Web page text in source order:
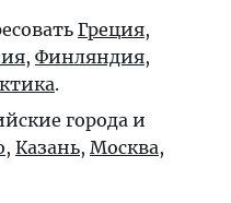
Греция,
, Финляндия,
.
города и
, Казань, Москва,